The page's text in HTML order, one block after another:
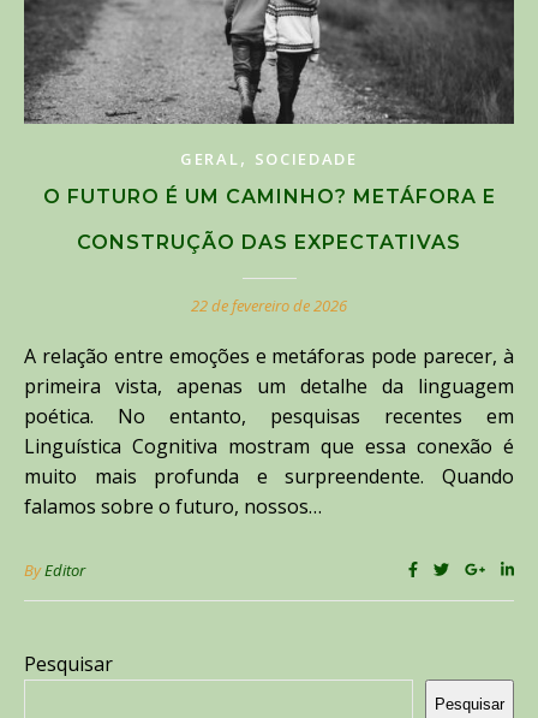
GERAL, SOCIEDADE
O FUTURO É UM CAMINHO? METÁFORA E
CONSTRUÇÃO DAS EXPECTATIVAS
22 de fevereiro de 2026
A relação entre emoções e metáforas pode parecer, à
primeira vista, apenas um detalhe da linguagem
poética. No entanto, pesquisas recentes em
Linguística Cognitiva mostram que essa conexão é
muito mais profunda e surpreendente. Quando
falamos sobre o futuro, nossos…
ByEditor
Pesquisar
Pesquisar